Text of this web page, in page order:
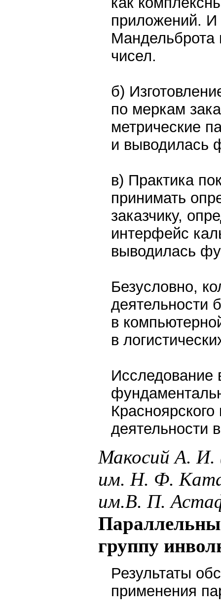
приложений. И
Мандельброта
чисел.
б)
по меркам
метрические
и выводилась
в) Практика
принимать
заказчику,
интерфейс
выводилась
Безусловно,
деятельности
в
в
Исследование
деятельности
Макосий А. И.
им. Н. Ф.
им.В. П.
группу
Результаты
применения